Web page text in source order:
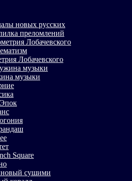
новых русских
преломлений
Лобачевского
Лобачевского
музыки
музыки
Square
сушими